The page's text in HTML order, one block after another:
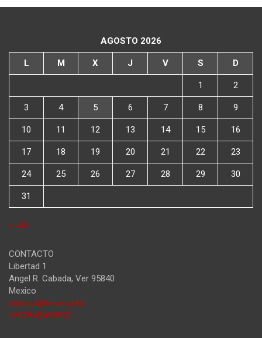
AGOSTO 2026
L M X J V S D
1 2
3 4 5 6 7 8 9
10 11 12 13 14 15 16
17 18 19 20 21 22 23
24 25 26 27 28 29 30
31
« Jul
CONTACTO
Libertad 1
Angel R. Cabada, Ver 95840
Mexico
editorial@ncstv.info
+522849460822